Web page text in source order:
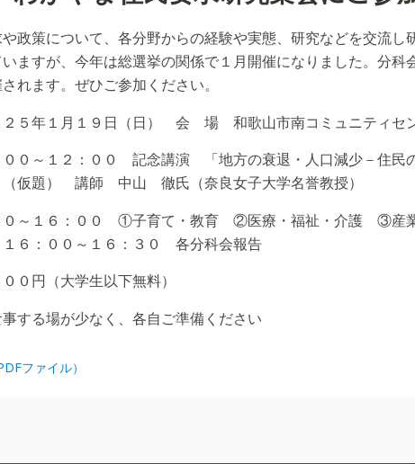
政策について、各分野からの経験や実態、研究などを交流し
ますが、今年は総選挙の関係で１月開催になりました。分科
れます。ぜひご参加ください。
年１月１９日（日） 会 場 和歌山市南コミュニティセ
０～１２：００ 記念講演 「地方の衰退・人口減少－住民
（仮題） 講師 中山 徹氏（奈良女子大学名誉教授）
～１６：００ ①子育て・教育 ②医療・福祉・介護 ③産業
：００～１６：３０ 各分科会報告
０円（大学生以下無料）
する場が少なく、各自ご準備ください
ファイル）